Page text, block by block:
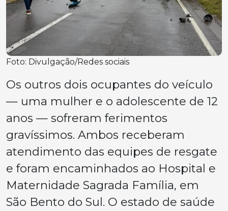
Foto: Divulgação/Redes sociais
Os outros dois ocupantes do veículo
— uma mulher e o adolescente de 12
anos — sofreram ferimentos
gravíssimos. Ambos receberam
atendimento das equipes de resgate
e foram encaminhados ao Hospital e
Maternidade Sagrada Família, em
São Bento do Sul. O estado de saúde